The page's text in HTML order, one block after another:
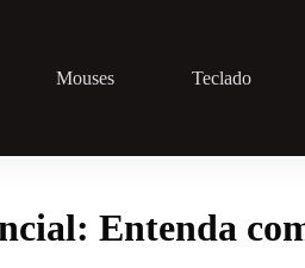
Mouses Teclado
Entenda